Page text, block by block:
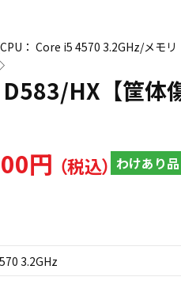
： Core i5 4570 3.2GHz/メモ
HX【筐体
円 わけあり品
3.2GHz